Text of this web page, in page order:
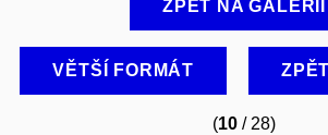
ZPĚT NA GALERII
VĚTŠÍ FORMÁT
(10 / 28)